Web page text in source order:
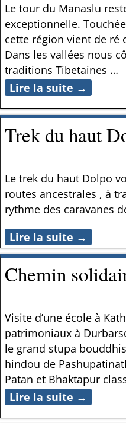
Le tour du Manaslu
exceptionnelle.
cette région vient de
Dans les vallées nous
traditions Tibetaines …
Lire la suite →
Trek du haut
Le trek du haut Dolpo
routes ancestrales , à
rythme des caravanes
Lire la suite →
Chemin
Visite d’une école à
patrimoniaux à
le grand stupa
hindou de
Patan et Bhaktapur
Lire la suite →